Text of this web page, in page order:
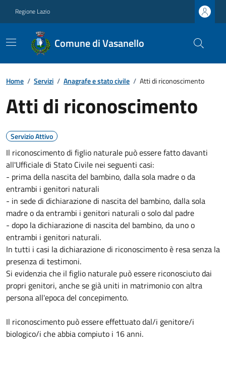
Regione Lazio
Comune di Vasanello
Home / Servizi / Anagrafe e stato civile / Atti di riconoscimento
Atti di riconoscimento
Servizio Attivo
Il riconoscimento di figlio naturale può essere fatto davanti
all'Ufficiale di Stato Civile nei seguenti casi:
- prima della nascita del bambino, dalla sola madre o da
entrambi i genitori naturali
- in sede di dichiarazione di nascita del bambino, dalla sola
madre o da entrambi i genitori naturali o solo dal padre
- dopo la dichiarazione di nascita del bambino, da uno o
entrambi i genitori naturali.
In tutti i casi la dichiarazione di riconoscimento è resa senza la
presenza di testimoni.
Si evidenzia che il figlio naturale può essere riconosciuto dai
propri genitori, anche se già uniti in matrimonio con altra
persona all'epoca del concepimento.
Il riconoscimento può essere effettuato dal/i genitore/i
biologico/i che abbia compiuto i 16 anni.